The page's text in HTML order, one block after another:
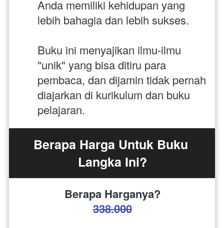
Anda memiliki kehidupan yang
lebih bahagia dan lebih sukses.
Buku ini menyajikan ilmu-ilmu
"unik" yang bisa ditiru para
pembaca, dan dijamin tidak pernah
diajarkan di kurikulum dan buku
pelajaran.
Berapa Harga Untuk Buku
Langka Ini?
Berapa Harganya?
338.000